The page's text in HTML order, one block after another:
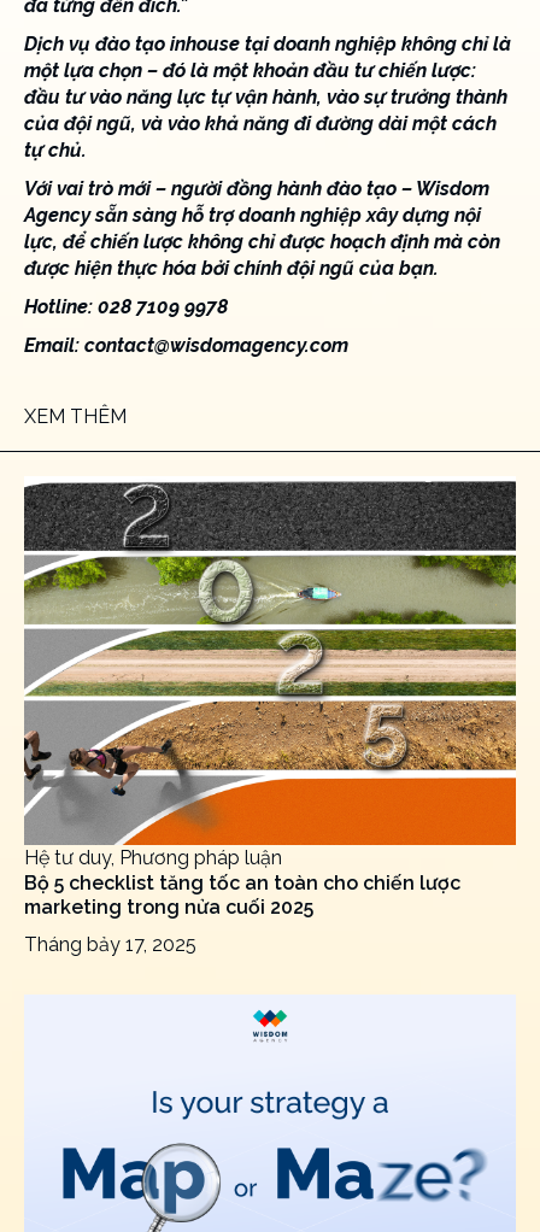
đã từng đến đích.”
Dịch vụ đào tạo inhouse tại doanh nghiệp không chỉ là
một lựa chọn – đó là một khoản đầu tư chiến lược:
đầu tư vào năng lực tự vận hành, vào sự trưởng thành
của đội ngũ, và vào khả năng đi đường dài một cách
tự chủ.
Với vai trò mới – người đồng hành đào tạo – Wisdom
Agency sẵn sàng hỗ trợ doanh nghiệp xây dựng nội
lực, để chiến lược không chỉ được hoạch định mà còn
được hiện thực hóa bởi chính đội ngũ của bạn.
Hotline: 028 7109 9978
Email: contact@wisdomagency.com
XEM THÊM
Hệ tư duy, Phương pháp luận
Bộ 5 checklist tăng tốc an toàn cho chiến lược
marketing trong nửa cuối 2025
Tháng bảy 17, 2025